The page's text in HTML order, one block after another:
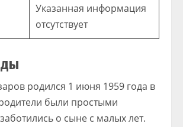
Указанная информация
отсутствует
родился 1 июня 1959 года в
были простыми
о сыне с малых лет.